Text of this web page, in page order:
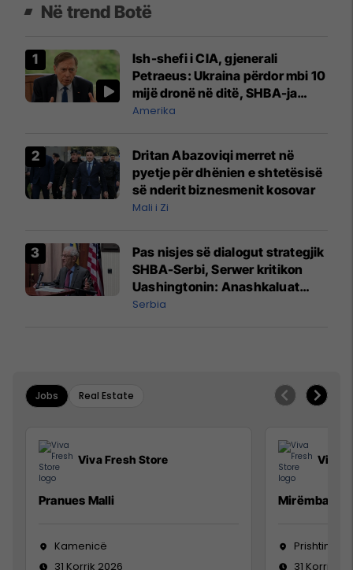
Në trend Botë
Ish-shefi i CIA, gjenerali
Petraeus: Ukraina përdor mbi 10
mijë dronë në ditë, SHBA-ja
mbetet shumë prapa në
Amerika
Dritan Abazoviqi merret në
pyetje për dhënien e shtetësisë
së nderit biznesmenit kosovar
Mali i Zi
Pas nisjes së dialogut strategjik
SHBA-Serbi, Serwer kritikon
Uashingtonin: Anashkaluat
Banjskën, sulmin ndaj KFOR-it
Serbia
Jobs Real Estate
Viva Fresh Store
Pranues Malli
Kamenicë
31 Korrik 2026
Viva
Prishtinë
31 Korrik